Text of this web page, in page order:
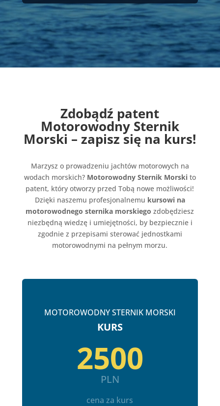
Zdobądź patent
Motorowodny Sternik
Morski – zapisz się na kurs!
Marzysz o prowadzeniu jachtów motorowych na
wodach morskich? Motorowodny Sternik Morskito
patent, który otworzy przed Tobą nowe możliwości!
Dzięki naszemu profesjonalnemu kursowi na
motorowodnego sternika morskiego zdobędziesz
niezbędną wiedzę i umiejętności, by bezpiecznie i
zgodnie z przepisami sterować jednostkami
motorowodnymi na pełnym morzu.
MOTOROWODNY STERNIK MORSKI
KURS
2500
PLN
cena za kurs